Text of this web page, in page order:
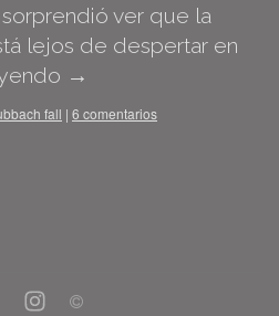
ver que la
lejos de despertar en
→
fall | 6 comentarios